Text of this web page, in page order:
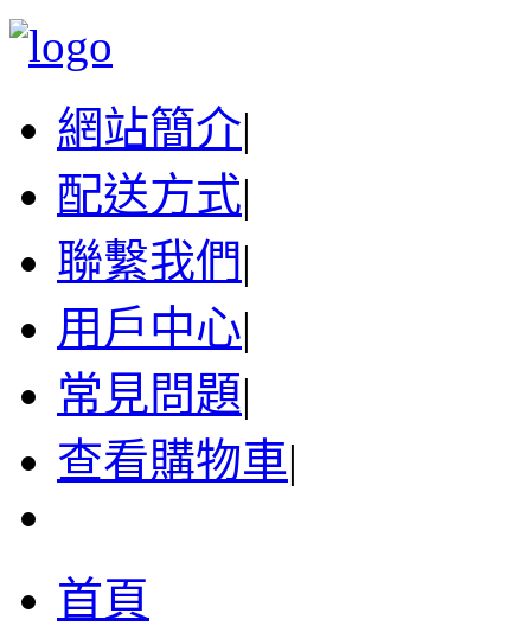
網站簡介|
配送方式|
聯繫我們|
用戶中心|
常見問題|
查看購物車|
首頁